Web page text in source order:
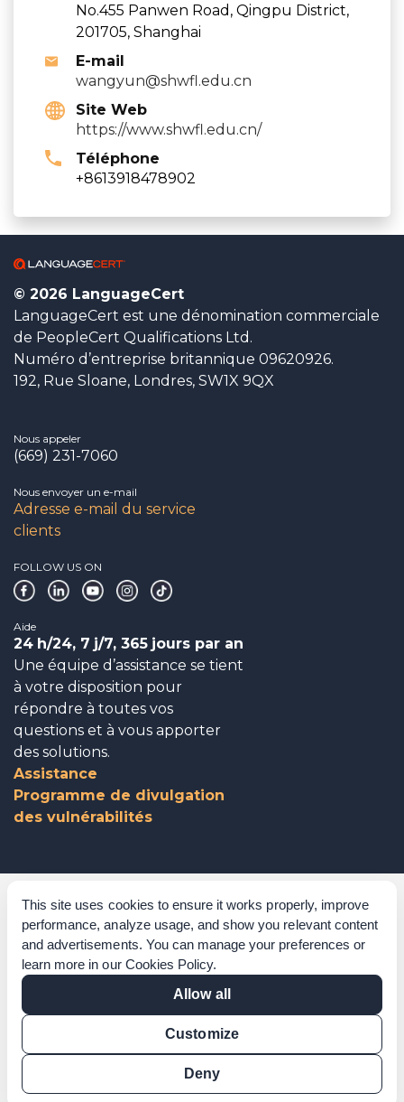
This site uses cookies to ensure it works properly, improve
performance, analyze usage, and show you relevant content
and advertisements. You can manage your preferences or
learn more in our Cookies Policy.
Allow all
Customize
Deny
No.455 Panwen Road, Qingpu District,
201705, Shanghai
E-mail
wangyun@shwfl.edu.cn
Site Web
https://www.shwfl.edu.cn/
Téléphone
+8613918478902
© 2026 LanguageCert
LanguageCert est une dénomination commerciale
de PeopleCert Qualifications Ltd.
Numéro d’entreprise britannique 09620926.
192, Rue Sloane, Londres, SW1X 9QX
Nous appeler
(669) 231-7060
Nous envoyer un e-mail
Adresse e-mail du service
clients
FOLLOW US ON
Aide
24 h/24, 7 j/7, 365 jours par an
Une équipe d’assistance se tient
à votre disposition pour
répondre à toutes vos
questions et à vous apporter
des solutions.
Assistance
Programme de divulgation
des vulnérabilités
Gouvernance d’entreprise
Reconnaissances
Politiques et procédures
Déclaration sur l’esclavage moderne